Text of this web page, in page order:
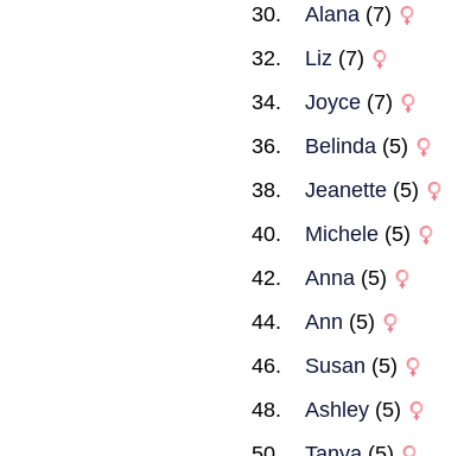
Alana(7)
Liz(7)
Joyce(7)
Belinda(5)
Jeanette(5)
Michele(5)
Anna(5)
Ann (5)
Susan (5)
Ashley(5)